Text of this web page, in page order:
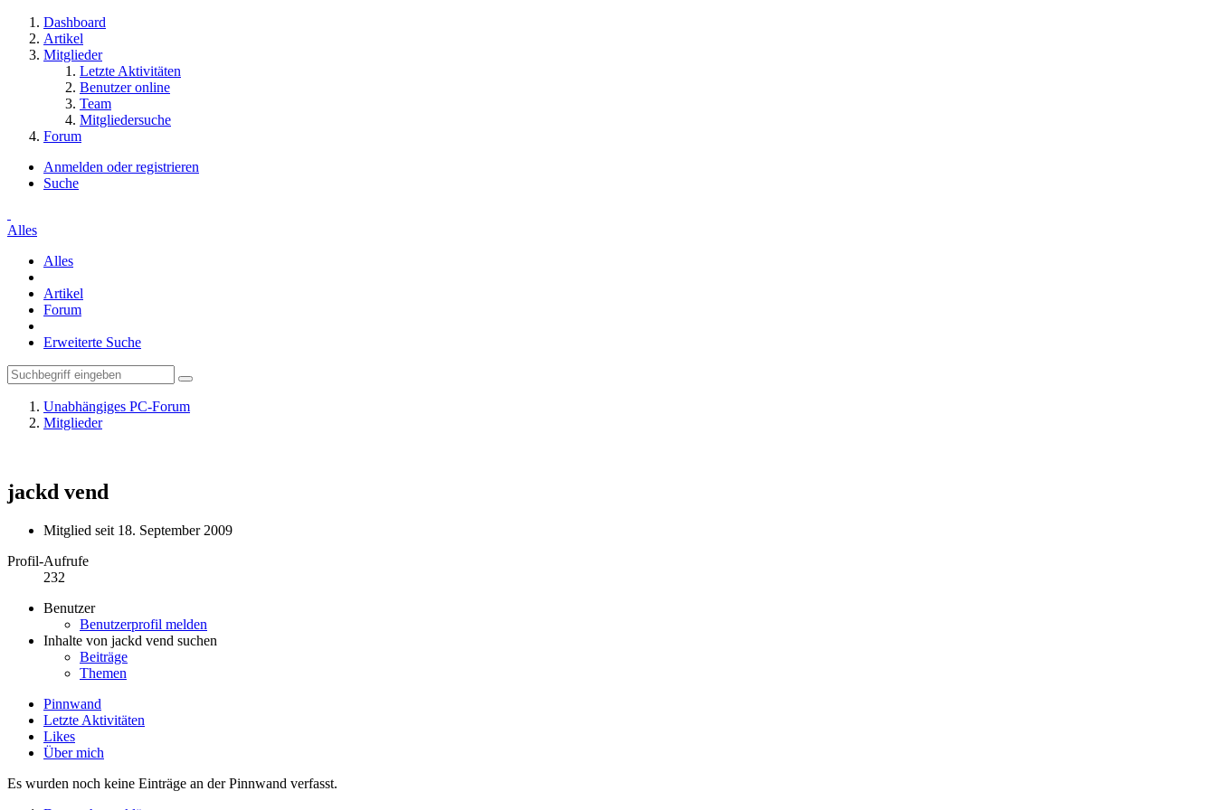
Dashboard
Artikel
Mitglieder
Letzte Aktivitäten
Benutzer online
Team
Mitgliedersuche
Forum
Anmelden oder registrieren
Suche
Alles
Alles
Artikel
Forum
Erweiterte Suche
Unabhängiges PC-Forum
Mitglieder
jackd vend
Mitglied seit 18. September 2009
Profil-Aufrufe
232
Benutzer
Benutzerprofil melden
Inhalte von jackd vend suchen
Beiträge
Themen
Pinnwand
Letzte Aktivitäten
Likes
Über mich
Es wurden noch keine Einträge an der Pinnwand verfasst.